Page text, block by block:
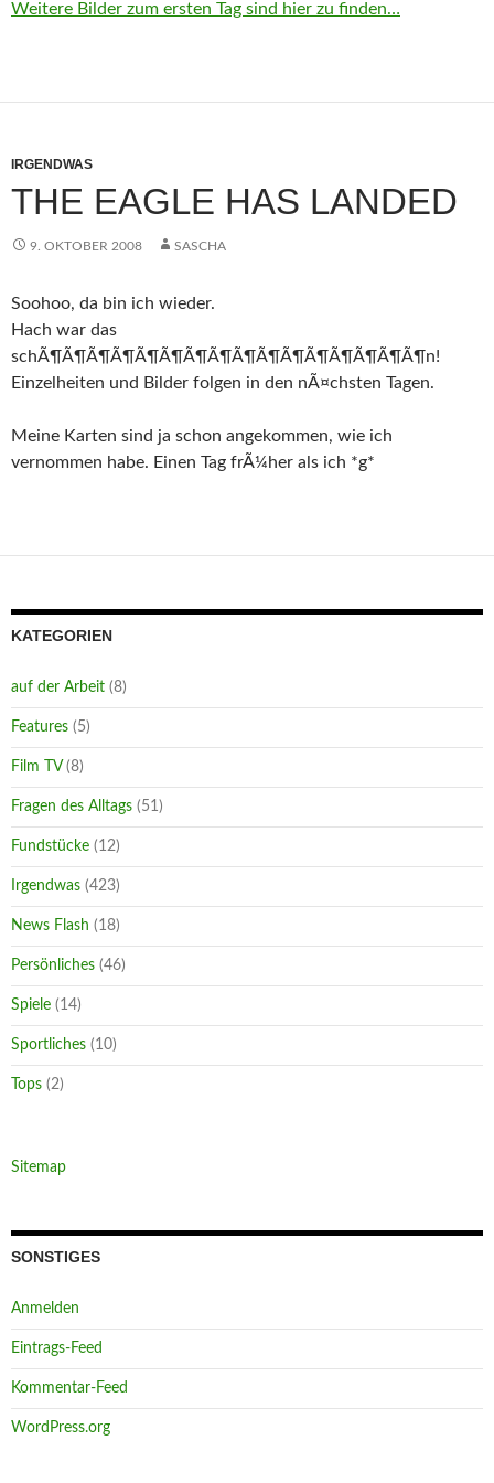
Weitere Bilder zum ersten Tag sind hier zu finden…
IRGENDWAS
THE EAGLE HAS LANDED
9. OKTOBER 2008 SASCHA
Soohoo, da bin ich wieder.
Hach war das
schÃ¶Ã¶Ã¶Ã¶Ã¶Ã¶Ã¶Ã¶Ã¶Ã¶Ã¶Ã¶Ã¶Ã¶Ã¶Ã¶n!
Einzelheiten und Bilder folgen in den nÃ¤chsten Tagen.
Meine Karten sind ja schon angekommen, wie ich
vernommen habe. Einen Tag frÃ¼her als ich *g*
KATEGORIEN
auf der Arbeit (8)
Features (5)
Film TV(8)
Fragen des Alltags (51)
Fundstücke (12)
Irgendwas (423)
News Flash (18)
Persönliches (46)
Spiele (14)
Sportliches (10)
Tops (2)
Sitemap
SONSTIGES
Anmelden
Eintrags-Feed
Kommentar-Feed
WordPress.org